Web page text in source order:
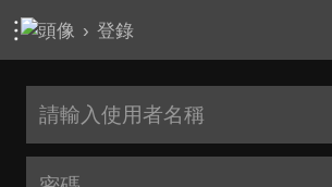
› 登錄